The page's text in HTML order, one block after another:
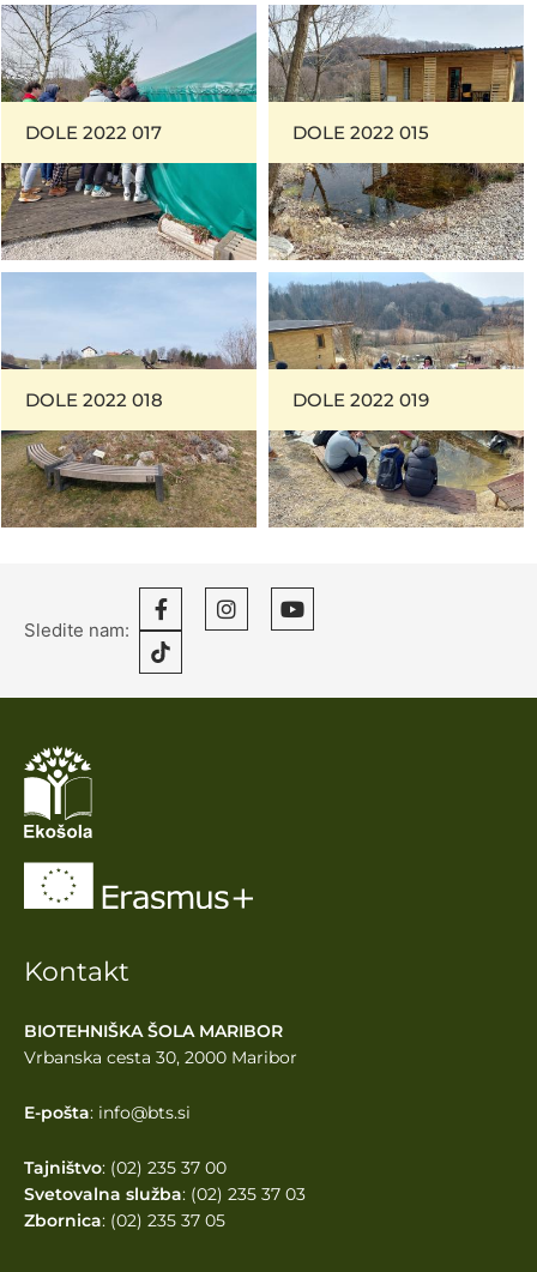
DOLE 2022 017 DOLE 2022 015
DOLE 2022 018 DOLE 2022 019
Sledite nam:
Kontakt
BIOTEHNIŠKA ŠOLA MARIBOR
Vrbanska cesta 30, 2000 Maribor
E-pošta: info@bts.si
Tajništvo: (02) 235 37 00
Svetovalna služba: (02) 235 37 03
Zbornica: (02) 235 37 05